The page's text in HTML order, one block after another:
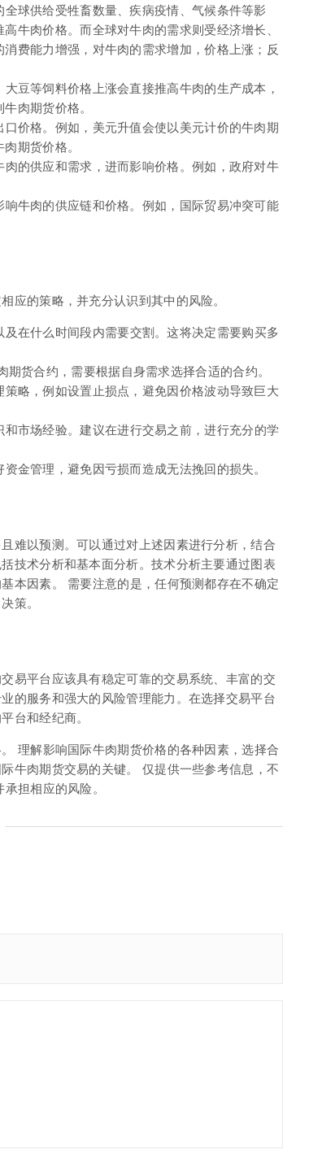
球供给受牲畜数量、疾病疫情、气候条件等影
牛肉价格。而全球对牛肉的需求则受经济增长、
费能力增强，对牛肉的需求增加，价格上涨；反
豆等饲料价格上涨会直接推高牛肉的生产成本，
肉期货价格。
价格。例如，美元升值会使以美元计价的牛肉期
期货价格。
的供应和需求，进而影响价格。例如，政府对牛
牛肉的供应链和价格。例如，国际贸易冲突可能
应的策略，并充分认识到其中的风险。
在什么时间段内需要交割。这将决定需要购买多
货合约，需要根据自身需求选择合适的合约。
略，例如设置止损点，避免因价格波动导致巨大
市场经验。建议在进行交易之前，进行充分的学
金管理，避免因亏损而造成无法挽回的损失。
难以预测。可以通过对上述因素进行分析，结合
技术分析和基本面分析。技术分析主要通过图表
本因素。 需要注意的是，任何预测都存在不确定
策。
易平台应该具有稳定可靠的交易系统、丰富的交
的服务和强大的风险管理能力。在选择交易平台
台和经纪商。
理解影响国际牛肉期货价格的各种因素，选择合
牛肉期货交易的关键。 仅提供一些参考信息，不
担相应的风险。